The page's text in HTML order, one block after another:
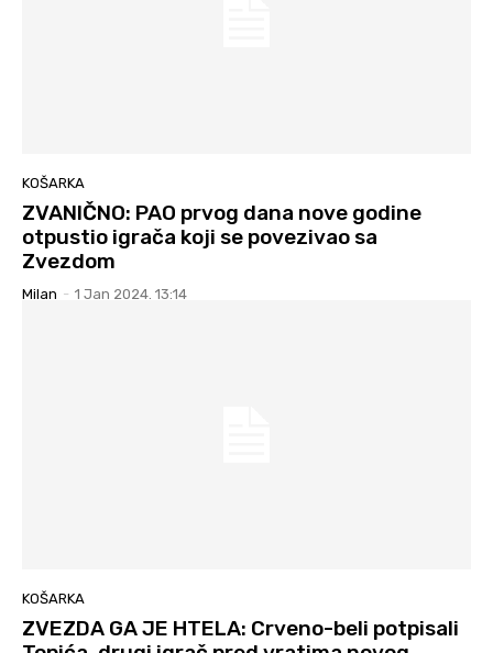
KOŠARKA
ZVANIČNO: PAO prvog dana nove godine
otpustio igrača koji se povezivao sa
Zvezdom
Milan - 1 Jan 2024. 13:14
KOŠARKA
ZVEZDA GA JE HTELA: Crveno-beli potpisali